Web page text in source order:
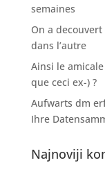
semaines
On a
dans l’autre
Ainsi le
que ceci ex-) ?
Aufwarts dm
Ihre
Najnoviji